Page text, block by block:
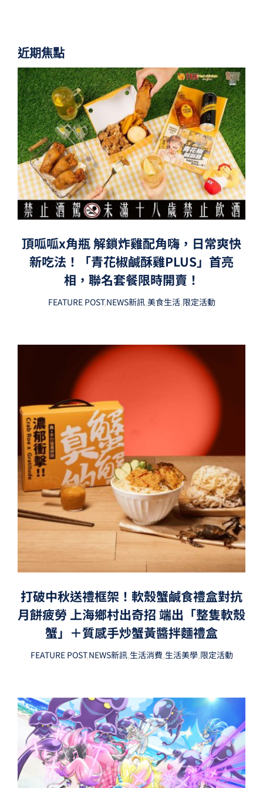
近期焦點
頂呱呱x角瓶 解鎖炸雞配角嗨，日常爽快
新吃法！「青花椒鹹酥雞PLUS」首亮
相，聯名套餐限時開賣！
FEATURE POST,NEWS新訊,美食生活,限定活動
打破中秋送禮框架！軟殼蟹鹹食禮盒對抗
月餅疲勞 上海鄉村出奇招 端出「整隻軟殼
蟹」＋質感手炒蟹黃醬拌麵禮盒
FEATURE POST,NEWS新訊,生活消費,生活美學,限定活動